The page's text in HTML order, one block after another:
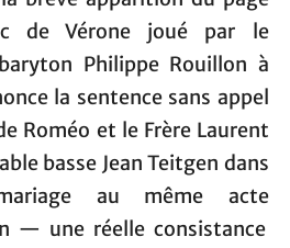
de Vérone joué par le
Philippe Rouillon à
la sentence sans appel
Roméo et le Frère Laurent
basse Jean Teitgen dans
au même acte
— une réelle consistance